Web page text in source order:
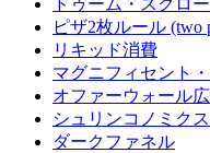
ピザ2枚ルール (two
リキッド消費
マグニフィセント
オファーウォール
シュリンコノミクス
ダークファネル